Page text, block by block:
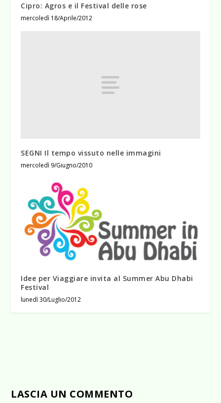
Cipro: Agros e il Festival delle rose
mercoledì 18/Aprile/2012
SEGNI Il tempo vissuto nelle immagini
mercoledì 9/Giugno/2010
Idee per Viaggiare invita al Summer Abu Dhabi
Festival
lunedì 30/Luglio/2012
LASCIA UN COMMENTO